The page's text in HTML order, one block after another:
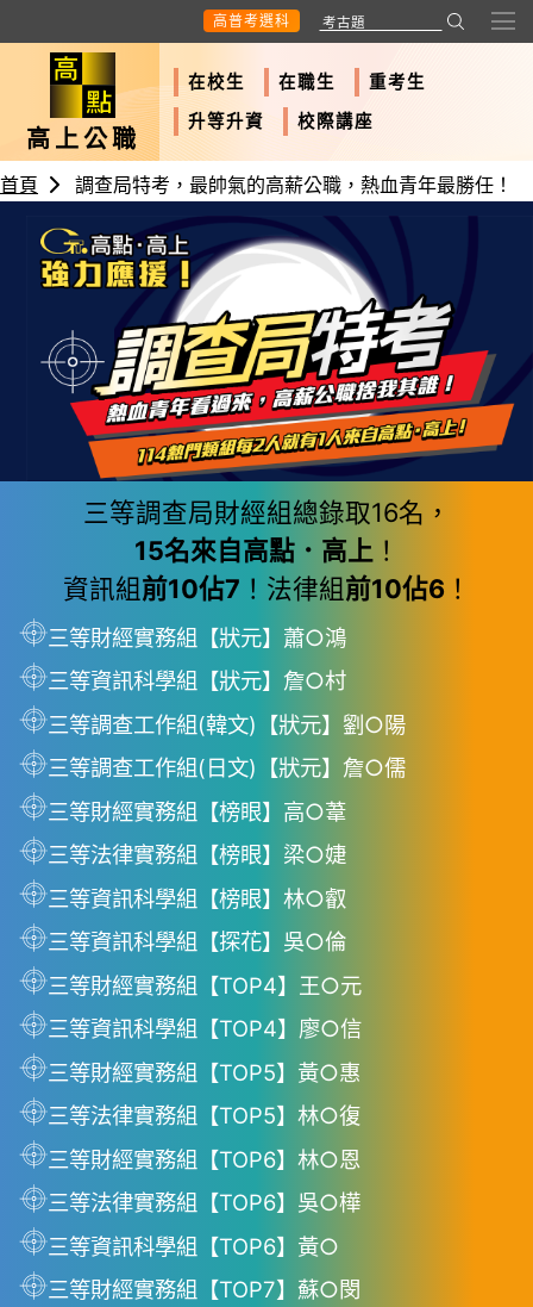
高普考選科
高上公職
在校生 在職生
重考生
升等升資
校際講座
首頁 調查局特考，最帥氣的高薪公職，熱血青年最勝任！
三等調查局財經組總錄取16名，
15名來自高點．高上 ！
資訊組前10佔7 ！法律組前10佔6！
三等財經實務組【狀元】蕭○鴻
三等資訊科學組【狀元】詹○村
三等調查工作組(韓文)【狀元】劉○陽
三等調查工作組(日文)【狀元】詹○儒
三等財經實務組【榜眼】高○葦
三等法律實務組【榜眼】梁○婕
三等資訊科學組【榜眼】林○叡
三等資訊科學組【探花】吳○倫
三等財經實務組【TOP4】王○元
三等資訊科學組【TOP4】廖○信
三等財經實務組【TOP5】黃○惠
三等法律實務組【TOP5】林○復
三等財經實務組【TOP6】林○恩
三等法律實務組【TOP6】吳○樺
三等資訊科學組【TOP6】黃○
三等財經實務組【TOP7】蘇○閔